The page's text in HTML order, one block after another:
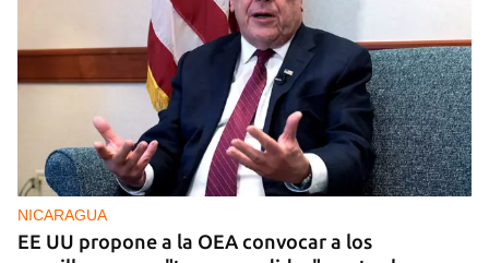
NICARAGUA
EE UU propone a la OEA convocar a los